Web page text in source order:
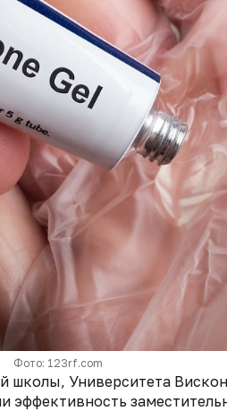
Фото: 123rf.com
школы, Университета